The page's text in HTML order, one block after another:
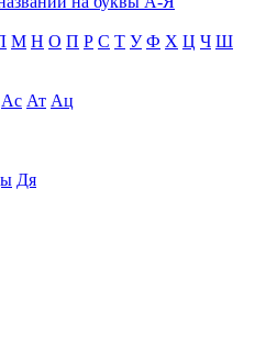
М Н О П Р С Т У Ф Х Ц Ч Ш
Ас Ат Ац
Дя